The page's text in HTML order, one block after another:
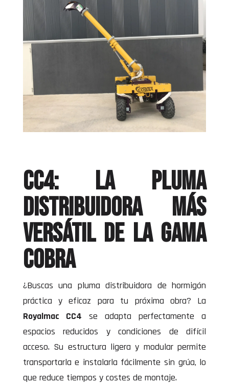
cc4: la pluma
distribuidora más
versátil de la gama
cobra
¿Buscas una pluma distribuidora de hormigón
práctica y eficaz para tu próxima obra? La
Royalmac CC4 se adapta perfectamente a
espacios reducidos y condiciones de difícil
acceso. Su estructura ligera y modular permite
transportarla e instalarla fácilmente sin grúa, lo
que reduce tiempos y costes de montaje.